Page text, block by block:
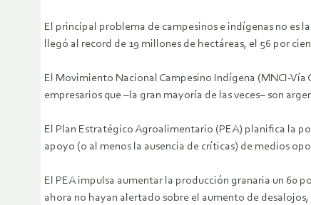
El principal problema de campesinos e indígenas no es
llegó al record de 19 millones de hectáreas, el 56 por
El Movimiento Nacional Campesino Indígena (MNCI-Vía
empresarios que –la gran mayoría de las veces– son
El Plan Estratégico Agroalimentario (PEA) planifica la
apoyo (o al menos la ausencia de críticas) de medios
El PEA impulsa aumentar la producción granaria un 60
ahora no hayan alertado sobre el aumento de